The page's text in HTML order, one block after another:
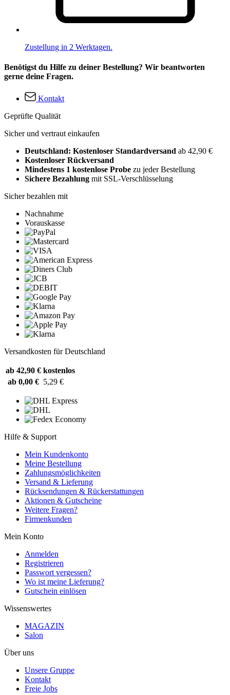
Zustellung in 2 Werktagen.
Benötigst du Hilfe zu deiner Bestellung? Wir beantworten
gerne deine Fragen.
Kontakt
Geprüfte Qualität
Sicher und vertraut einkaufen
Deutschland: Kostenloser Standardversand ab 42,90 €
Kostenloser Rückversand
Mindestens 1 kostenlose Probe zu jeder Bestellung
Sichere Bezahlung mit SSL-Verschlüsselung
Sicher bezahlen mit
Nachnahme
Vorauskasse
Versandkosten für Deutschland
ab 42,90 € kostenlos
ab 0,00 € 5,29 €
Hilfe & Support
Mein Kundenkonto
Meine Bestellung
Zahlungsmöglichkeiten
Versand & Lieferung
Rücksendungen & Rückerstattungen
Aktionen & Gutscheine
Weitere Fragen?
Firmenkunden
Mein Konto
Anmelden
Registrieren
Passwort vergessen?
Wo ist meine Lieferung?
Gutschein einlösen
Wissenswertes
MAGAZIN
Salon
Über uns
Unsere Gruppe
Kontakt
Freie Jobs